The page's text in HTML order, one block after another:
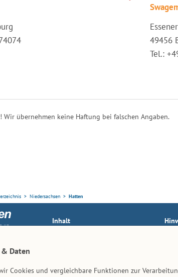
49456
Tel.:
Wir übernehmen keine Haftung bei falschen Angaben.
Niedersachsen Hatten
Inhalt
Daten
Cookies und vergleichbare Funktionen zur